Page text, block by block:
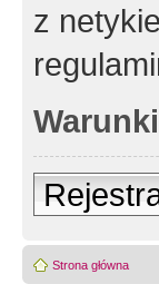
z
Strona główna